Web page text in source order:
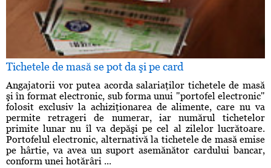
Tichetele de masă se pot da şi pe card
Angajatorii vor putea acorda salariaţilor tichetele de masă
şi în format electronic, sub forma unui "portofel electronic"
folosit exclusiv la achiziţionarea de alimente, care nu va
permite retrageri de numerar, iar numărul tichetelor
primite lunar nu îl va depăşi pe cel al zilelor lucrătoare.
Portofelul electronic, alternativă la tichetele de masă emise
pe hârtie, va avea un suport asemănător cardului bancar,
conform unei hotărâri ...